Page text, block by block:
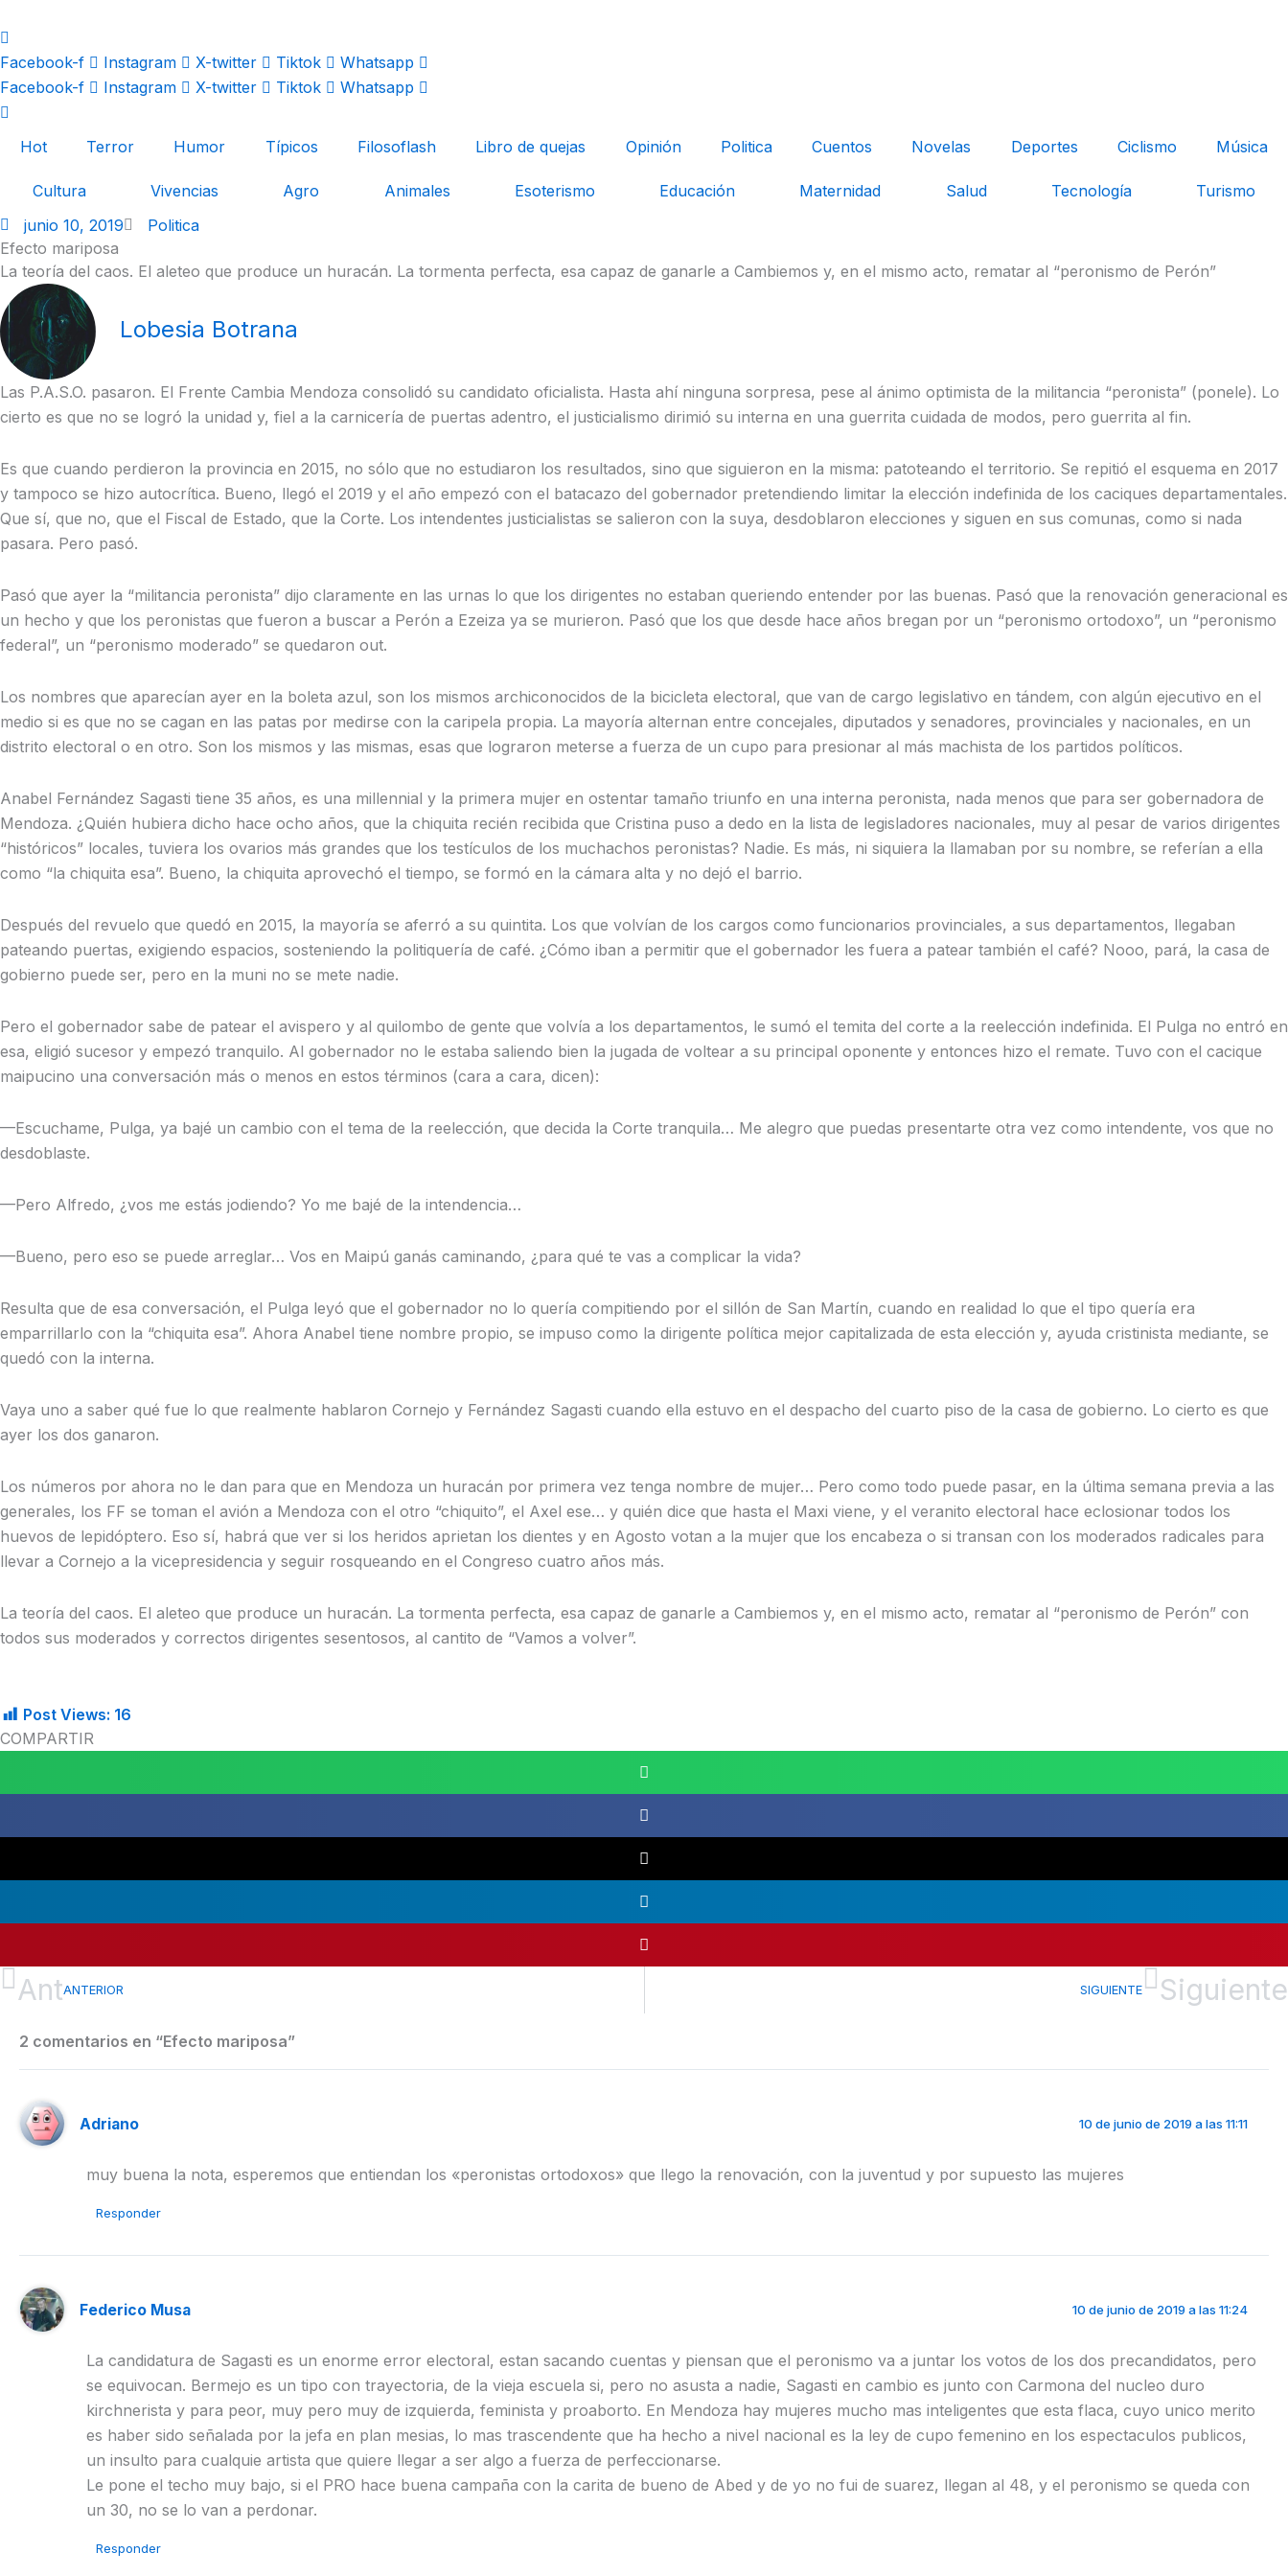
al
contenido
Facebook-f Instagram X-twitter Tiktok
Whatsapp
Facebook-f
Instagram X-twitter Tiktok Whatsapp
Hot Terror Humor Típicos Filosoflash Libro de quejas Opinión Politica Cuentos Novelas Deportes Ciclismo Música
Cultura Vivencias Agro Animales Esoterismo Educación Maternidad Salud Tecnología
Turismo
junio 10, 2019
Politica
Efecto mariposa
La teoría del caos. El aleteo que produce un huracán. La tormenta perfecta, esa capaz de ganarle a Cambiemos y, en el mismo acto, rematar al “peronismo de Perón”
Lobesia Botrana
Las P.A.S.O. pasaron. El Frente Cambia Mendoza consolidó su candidato oficialista. Hasta ahí ninguna sorpresa, pese al ánimo optimista de la militancia “peronista” (ponele). Lo
cierto es que no se logró la unidad y, fiel a la carnicería de puertas adentro, el justicialismo dirimió su interna en una guerrita cuidada de modos, pero guerrita al fin.
Es que cuando perdieron la provincia en 2015, no sólo que no estudiaron los resultados, sino que siguieron en la misma: patoteando el territorio. Se repitió el esquema en 2017
y tampoco se hizo autocrítica. Bueno, llegó el 2019 y el año empezó con el batacazo del gobernador pretendiendo limitar la elección indefinida de los caciques departamentales.
Que sí, que no, que el Fiscal de Estado, que la Corte. Los intendentes justicialistas se salieron con la suya, desdoblaron elecciones y siguen en sus comunas, como si nada
pasara. Pero pasó.
Pasó que ayer la “militancia peronista” dijo claramente en las urnas lo que los dirigentes no estaban queriendo entender por las buenas. Pasó que la renovación generacional es
un hecho y que los peronistas que fueron a buscar a Perón a Ezeiza ya se murieron. Pasó que los que desde hace años bregan por un “peronismo ortodoxo”, un “peronismo
federal”, un “peronismo moderado” se quedaron out.
Los nombres que aparecían ayer en la boleta azul, son los mismos archiconocidos de la bicicleta electoral, que van de cargo legislativo en tándem, con algún ejecutivo en el
medio si es que no se cagan en las patas por medirse con la caripela propia. La mayoría alternan entre concejales, diputados y senadores, provinciales y nacionales, en un
distrito electoral o en otro. Son los mismos y las mismas, esas que lograron meterse a fuerza de un cupo para presionar al más machista de los partidos políticos.
Anabel Fernández Sagasti tiene 35 años, es una millennial y la primera mujer en ostentar tamaño triunfo en una interna peronista, nada menos que para ser gobernadora de
Mendoza. ¿Quién hubiera dicho hace ocho años, que la chiquita recién recibida que Cristina puso a dedo en la lista de legisladores nacionales, muy al pesar de varios dirigentes
“históricos” locales, tuviera los ovarios más grandes que los testículos de los muchachos peronistas? Nadie. Es más, ni siquiera la llamaban por su nombre, se referían a ella
como “la chiquita esa”. Bueno, la chiquita aprovechó el tiempo, se formó en la cámara alta y no dejó el barrio.
Después del revuelo que quedó en 2015, la mayoría se aferró a su quintita. Los que volvían de los cargos como funcionarios provinciales, a sus departamentos, llegaban
pateando puertas, exigiendo espacios, sosteniendo la politiquería de café. ¿Cómo iban a permitir que el gobernador les fuera a patear también el café? Nooo, pará, la casa de
gobierno puede ser, pero en la muni no se mete nadie.
Pero el gobernador sabe de patear el avispero y al quilombo de gente que volvía a los departamentos, le sumó el temita del corte a la reelección indefinida. El Pulga no entró en
esa, eligió sucesor y empezó tranquilo. Al gobernador no le estaba saliendo bien la jugada de voltear a su principal oponente y entonces hizo el remate. Tuvo con el cacique
maipucino una conversación más o menos en estos términos (cara a cara, dicen):
—Escuchame, Pulga, ya bajé un cambio con el tema de la reelección, que decida la Corte tranquila… Me alegro que puedas presentarte otra vez como intendente, vos que no
desdoblaste.
—Pero Alfredo, ¿vos me estás jodiendo? Yo me bajé de la intendencia…
—Bueno, pero eso se puede arreglar… Vos en Maipú ganás caminando, ¿para qué te vas a complicar la vida?
Resulta que de esa conversación, el Pulga leyó que el gobernador no lo quería compitiendo por el sillón de San Martín, cuando en realidad lo que el tipo quería era
emparrillarlo con la “chiquita esa”. Ahora Anabel tiene nombre propio, se impuso como la dirigente política mejor capitalizada de esta elección y, ayuda cristinista mediante, se
quedó con la interna.
Vaya uno a saber qué fue lo que realmente hablaron Cornejo y Fernández Sagasti cuando ella estuvo en el despacho del cuarto piso de la casa de gobierno. Lo cierto es que
ayer los dos ganaron.
Los números por ahora no le dan para que en Mendoza un huracán por primera vez tenga nombre de mujer… Pero como todo puede pasar, en la última semana previa a las
generales, los FF se toman el avión a Mendoza con el otro “chiquito”, el Axel ese… y quién dice que hasta el Maxi viene, y el veranito electoral hace eclosionar todos los
huevos de lepidóptero. Eso sí, habrá que ver si los heridos aprietan los dientes y en Agosto votan a la mujer que los encabeza o si transan con los moderados radicales para
llevar a Cornejo a la vicepresidencia y seguir rosqueando en el Congreso cuatro años más.
La teoría del caos. El aleteo que produce un huracán. La tormenta perfecta, esa capaz de ganarle a Cambiemos y, en el mismo acto, rematar al “peronismo de Perón” con
todos sus moderados y correctos dirigentes sesentosos, al cantito de “Vamos a volver”.
Post Views: 16
COMPARTIR
AntANTERIOR SIGUIENTE Siguiente
2 comentarios en “Efecto mariposa”
Adriano 10 de junio de 2019 a las 11:11
muy buena la nota, esperemos que entiendan los «peronistas ortodoxos» que llego la renovación, con la juventud y por supuesto las mujeres
Responder
Federico Musa 10 de junio de 2019 a las 11:24
La candidatura de Sagasti es un enorme error electoral, estan sacando cuentas y piensan que el peronismo va a juntar los votos de los dos precandidatos, pero
se equivocan. Bermejo es un tipo con trayectoria, de la vieja escuela si, pero no asusta a nadie, Sagasti en cambio es junto con Carmona del nucleo duro
kirchnerista y para peor, muy pero muy de izquierda, feminista y proaborto. En Mendoza hay mujeres mucho mas inteligentes que esta flaca, cuyo unico merito
es haber sido señalada por la jefa en plan mesias, lo mas trascendente que ha hecho a nivel nacional es la ley de cupo femenino en los espectaculos publicos,
un insulto para cualquie artista que quiere llegar a ser algo a fuerza de perfeccionarse.
Le pone el techo muy bajo, si el PRO hace buena campaña con la carita de bueno de Abed y de yo no fui de suarez, llegan al 48, y el peronismo se queda con
un 30, no se lo van a perdonar.
Responder